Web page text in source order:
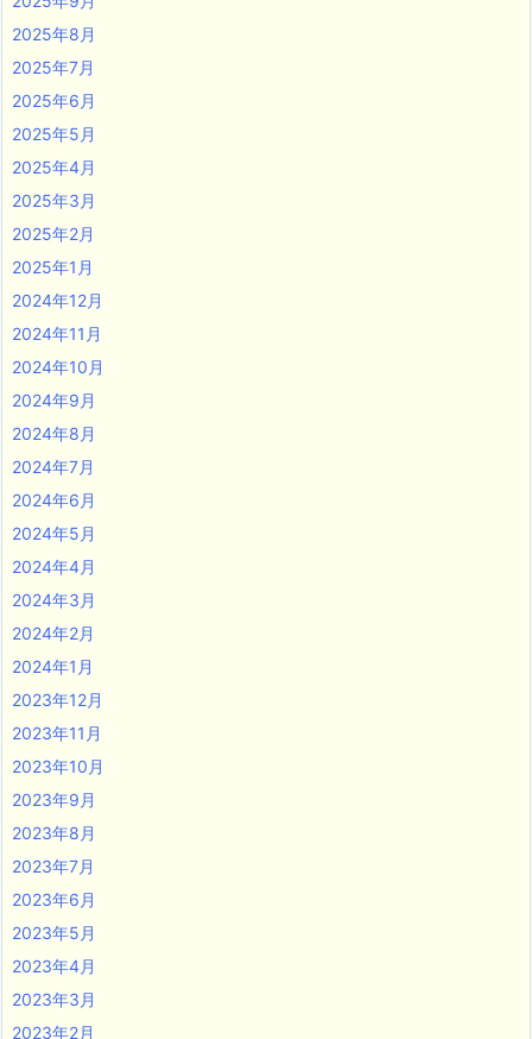
2025年8月
2025年7月
2025年6月
2025年5月
2025年4月
2025年3月
2025年2月
2025年1月
2024年12月
2024年11月
2024年10月
2024年9月
2024年8月
2024年7月
2024年6月
2024年5月
2024年4月
2024年3月
2024年2月
2024年1月
2023年12月
2023年11月
2023年10月
2023年9月
2023年8月
2023年7月
2023年6月
2023年5月
2023年4月
2023年3月
2023年2月